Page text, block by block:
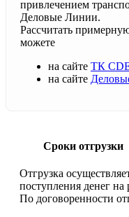
привлечением
Деловые Линии.
Рассчитать
можете
на сайте ТК
на сайте
Сроки отгрузки
Отгрузка
поступления денег на
По договоренности